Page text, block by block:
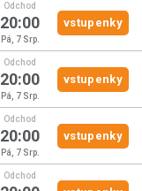
Odchod
20:00
Pá, 7 Srp.
vstupenky
Odchod
20:00
Pá, 7 Srp.
vstupenky
Odchod
20:00
Pá, 7 Srp.
vstupenky
Odchod